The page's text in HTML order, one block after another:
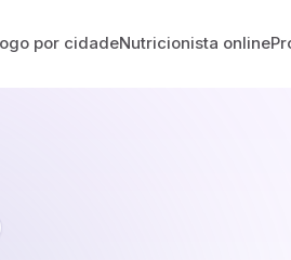
por cidadeNutricionista online